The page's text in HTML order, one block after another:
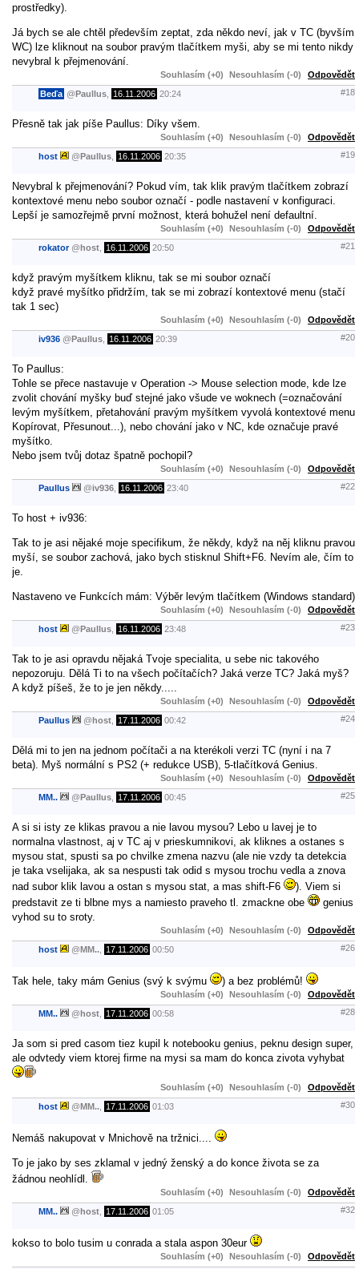
prostředky).
Já bych se ale chtěl především zeptat, zda někdo neví, jak v TC (byvším
WC) lze kliknout na soubor pravým tlačítkem myši, aby se mi tento nikdy
nevybral k přejmenování.
Souhlasím (+0) Nesouhlasím (-0) Odpovědět
Beďa @Paullus 16.11.2006 20:24 #18
Přesně tak jak píše Paullus: Díky všem.
Souhlasím (+0) Nesouhlasím (-0) Odpovědět
host @Paullus 16.11.2006 20:35 #19
Nevybral k přejmenování? Pokud vím, tak klik pravým tlačítkem zobrazí
kontextové menu nebo soubor označí - podle nastavení v konfiguraci.
Lepší je samozřejmě první možnost, která bohužel není defaultní.
Souhlasím (+0) Nesouhlasím (-0) Odpovědět
rokator @host 16.11.2006 20:50 #21
když pravým myšítkem kliknu, tak se mi soubor označí
když pravé myšítko přidržím, tak se mi zobrazí kontextové menu (stačí
tak 1 sec)
Souhlasím (+0) Nesouhlasím (-0) Odpovědět
iv936 @Paullus 16.11.2006 20:39 #20
To Paullus:
Tohle se přece nastavuje v Operation -> Mouse selection mode, kde lze
zvolit chování myšky buď stejné jako všude ve woknech (=označování
levým myšítkem, přetahování pravým myšítkem vyvolá kontextové menu
Kopírovat, Přesunout...), nebo chování jako v NC, kde označuje pravé
myšítko.
Nebo jsem tvůj dotaz špatně pochopil?
Souhlasím (+0) Nesouhlasím (-0) Odpovědět
Paullus @iv936 16.11.2006 23:40 #22
To host + iv936:
Tak to je asi nějaké moje specifikum, že někdy, když na něj kliknu pravou
myší, se soubor zachová, jako bych stisknul Shift+F6. Nevím ale, čím to
je.
Nastaveno ve Funkcích mám: Výběr levým tlačítkem (Windows standard)
Souhlasím (+0) Nesouhlasím (-0) Odpovědět
host @Paullus 16.11.2006 23:48 #23
Tak to je asi opravdu nějaká Tvoje specialita, u sebe nic takového
nepozoruju. Dělá Ti to na všech počítačích? Jaká verze TC? Jaká myš?
A když píšeš, že to je jen někdy.....
Souhlasím (+0) Nesouhlasím (-0) Odpovědět
Paullus @host 17.11.2006 00:42 #24
Dělá mi to jen na jednom počítači a na kterékoli verzi TC (nyní i na 7
beta). Myš normální s PS2 (+ redukce USB), 5-tlačítková Genius.
Souhlasím (+0) Nesouhlasím (-0) Odpovědět
MM.. @Paullus 17.11.2006 00:45 #25
A si si isty ze klikas pravou a nie lavou mysou? Lebo u lavej je to
normalna vlastnost, aj v TC aj v prieskumnikovi, ak kliknes a ostanes s
mysou stat, spusti sa po chvilke zmena nazvu (ale nie vzdy ta detekcia
je taka vselijaka, ak sa nespusti tak odid s mysou trochu vedla a znova
nad subor klik lavou a ostan s mysou stat, a mas shift-F6
). Viem si
predstavit ze ti blbne mys a namiesto praveho tl. zmackne obe
genius
vyhod su to sroty.
Souhlasím (+0) Nesouhlasím (-0) Odpovědět
host @MM.. 17.11.2006 00:50 #26
Tak hele, taky mám Genius (svý k svýmu ) a bez problémů!
Souhlasím (+0) Nesouhlasím (-0) Odpovědět
MM.. @host 17.11.2006 00:58 #28
Ja som si pred casom tiez kupil k notebooku genius, peknu design super,
ale odvtedy viem ktorej firme na mysi sa mam do konca zivota vyhybat
Souhlasím (+0) Nesouhlasím (-0) Odpovědět
host @MM.. 17.11.2006 01:03 #30
Nemáš nakupovat v Mnichově na tržnici....
To je jako by ses zklamal v jedný ženský a do konce života se za
žádnou neohlídl.
Souhlasím (+0) Nesouhlasím (-0) Odpovědět
MM.. @host 17.11.2006 01:05 #32
kokso to bolo tusim u conrada a stala aspon 30eur
Souhlasím (+0) Nesouhlasím (-0) Odpovědět